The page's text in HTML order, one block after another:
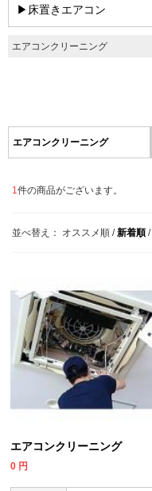
▶床置きエアコン
エアコンクリーニング
エアコンクリーニング
1 件の商品がございます。
並べ替え： オススメ順 /新着順 /
エアコンクリーニング
0 円